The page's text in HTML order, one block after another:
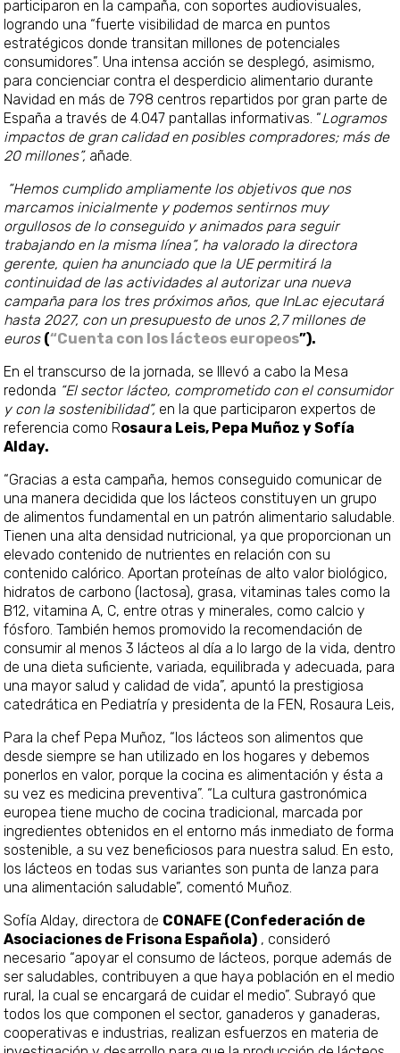
participaron en la campaña, con soportes audiovisuales,
logrando una “fuerte visibilidad de marca en puntos
estratégicos donde transitan millones de potenciales
consumidores”. Una intensa acción se desplegó, asimismo,
para concienciar contra el desperdicio alimentario durante
Navidad en más de 798 centros repartidos por gran parte de
España a través de 4.047 pantallas informativas. “Logramos
impactos de gran calidad en posibles compradores; más de
20 millones”, añade.
“Hemos cumplido ampliamente los objetivos que nos
marcamos inicialmente y podemos sentirnos muy
orgullosos de lo conseguido y animados para seguir
trabajando en la misma línea”, ha valorado la directora
gerente, quien ha anunciado que la UE permitirá la
continuidad de las actividades al autorizar una nueva
campaña para los tres próximos años, que InLac ejecutar
hasta 2027, con un presupuesto de unos 2,7 millones de
euros (“Cuenta con los lácteos europeos”).
En el transcurso de la jornada, se lllevó a cabo la Mesa
redonda “El sector lácteo, comprometido con el consumidor
y con la sostenibilidad”, en la que participaron expertos de
referencia como Rosaura Leis, Pepa Muñoz y Sofía
Alday.
“Gracias a esta campaña, hemos conseguido comunicar de
una manera decidida que los lácteos constituyen un grupo
de alimentos fundamental en un patrón alimentario saludable.
Tienen una alta densidad nutricional, ya que proporcionan un
elevado contenido de nutrientes en relación con su
contenido calórico. Aportan proteínas de alto valor biológico,
hidratos de carbono (lactosa), grasa, vitaminas tales como la
B12, vitamina A, C, entre otras y minerales, como calcio y
fósforo. También hemos promovido la recomendación de
consumir al menos 3 lácteos al día a lo largo de la vida, dentro
de una dieta suficiente, variada, equilibrada y adecuada, para
una mayor salud y calidad de vida”, apuntó la prestigiosa
catedrática en Pediatría y presidenta de la FEN, Rosaura Leis,
Para la chef Pepa Muñoz, “los lácteos son alimentos que
desde siempre se han utilizado en los hogares y debemos
ponerlos en valor, porque la cocina es alimentación y ésta a
su vez es medicina preventiva”. “La cultura gastronómica
europea tiene mucho de cocina tradicional, marcada por
ingredientes obtenidos en el entorno más inmediato de forma
sostenible, a su vez beneficiosos para nuestra salud. En esto,
los lácteos en todas sus variantes son punta de lanza para
una alimentación saludable”, comentó Muñoz.
Sofía Alday, directora de CONAFE (Confederación de
Asociaciones de Frisona Española) , consideró
necesario “apoyar el consumo de lácteos, porque además de
ser saludables, contribuyen a que haya población en el medio
rural, la cual se encargará de cuidar el medio”. Subrayó que
todos los que componen el sector, ganaderos y ganaderas,
cooperativas e industrias, realizan esfuerzos en materia de